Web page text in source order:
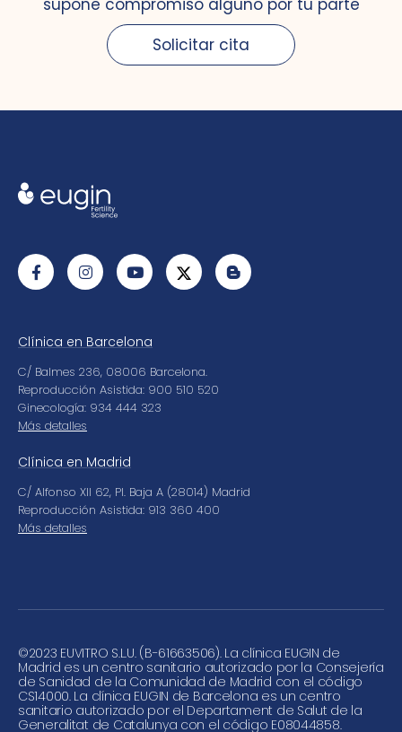
supone compromiso alguno por tu parte
Solicitar cita
Clínica en Barcelona
C/ Balmes 236, 08006 Barcelona.
Reproducción Asistida: 900 510 520
Ginecología: 934 444 323
Más detalles
Clínica en Madrid
C/ Alfonso XII 62, Pl. Baja A (28014) Madrid
Reproducción Asistida: 913 360 400
Más detalles
©2023 EUVITRO S.L.U. (B-61663506). La clínica EUGIN de
Madrid es un centro sanitario autorizado por la Consejería
de Sanidad de la Comunidad de Madrid con el código
CS14000. La clínica EUGIN de Barcelona es un centro
sanitario autorizado por el Departament de Salut de la
Generalitat de Catalunya con el código E08044858.